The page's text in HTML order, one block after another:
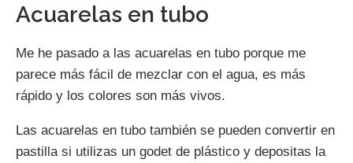
Acuarelas en tubo
Me he pasado a las acuarelas en tubo porque me
parece más fácil de mezclar con el agua, es más
rápido y los colores son más vivos.
Las acuarelas en tubo también se pueden convertir en
pastilla si utilizas un godet de plástico y depositas la